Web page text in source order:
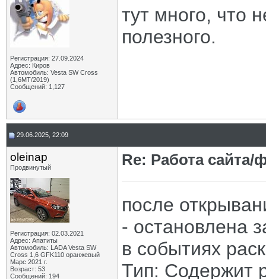
Регистрация: 27.09.2024
Адрес: Киров
Автомобиль: Vesta SW Cross
(1,6МТ/2019)
Сообщений: 1,127
тут много, что
полезного.
29.06.2025, 22:09
oleinap
Продвинутый
Регистрация: 02.03.2021
Адрес: Апатиты
Автомобиль: LADA Vesta SW
Cross 1,6 GFK110 оранжевый
Марс 2021 г.
Возраст: 53
Сообщений: 194
Re: Работа сайта/
после
- остановлена
в событиях
Тип: Содержит